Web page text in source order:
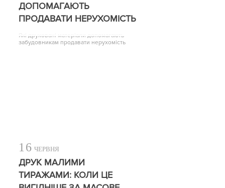
ДОПОМАГАЮТЬ
ПРОДАВАТИ НЕРУХОМІСТЬ
Які друковані матеріали допомагають
забудовникам продавати нерухомість
16 ЧЕРВНЯ
ДРУК МАЛИМИ
ТИРАЖАМИ: КОЛИ ЦЕ